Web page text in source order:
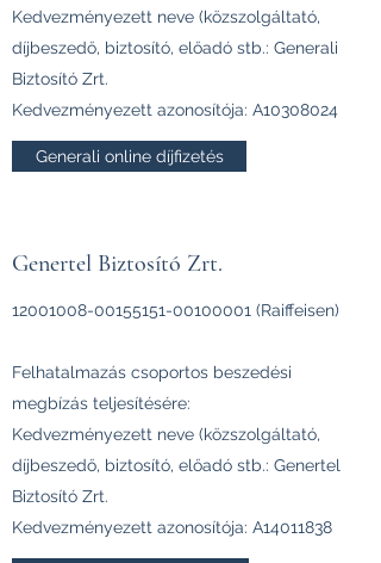
Kedvezményezett neve (közszolgáltató,
díjbeszedő, biztosító, előadó stb.: Generali
Biztosító Zrt.
Kedvezményezett azonosítója: A10308024
Generali online díjfizetés
Genertel Biztosító Zrt.
12001008-00155151-00100001 (Raiffeisen)
Felhatalmazás csoportos beszedési
megbízás teljesítésére:
Kedvezményezett neve (közszolgáltató,
díjbeszedő, biztosító, előadó stb.: Genertel
Biztosító Zrt.
Kedvezményezett azonosítója: A14011838